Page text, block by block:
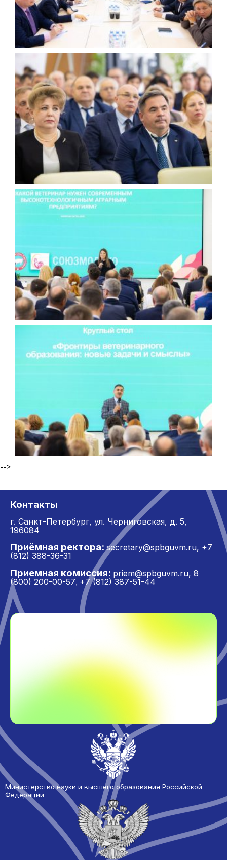
-->
Контакты
г. Санкт-Петербург, ул. Черниговская, д. 5,
196084
Приёмная ректора: secretary@spbguvm.ru, +7
(812) 388-36-31
Приемная комиссия: priem@spbguvm.ru, 8
(800) 200-00-57, +7 (812) 387-51-44
Министерство науки и высшего образования Российской
Федерации